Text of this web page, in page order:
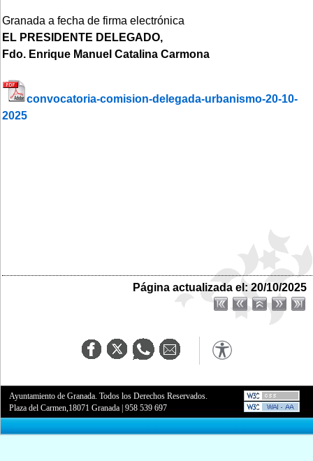
Granada a fecha de firma electrónica
EL PRESIDENTE DELEGADO,
Fdo. Enrique Manuel Catalina Carmona
convocatoria-comision-delegada-urbanismo-20-10-
2025
Página actualizada el: 20/10/2025
Ayuntamiento de Granada. Todos los Derechos Reservados.
Plaza del Carmen,18071 Granada |958 539 697